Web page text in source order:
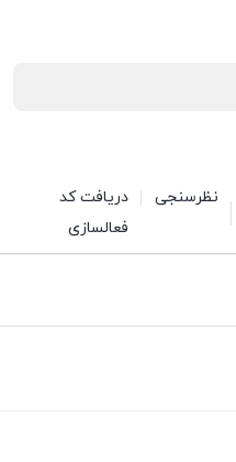
نظرسنجی
دریافت کد
فعالسازی